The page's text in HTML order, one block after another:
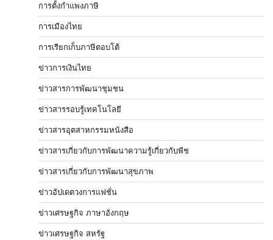
การตั้งกำแพงภาษี
การเมืองไทย
การเรียกเก็บภาษีตอบโต้
ข่าวการเงินไทย
ข่าวสารการพัฒนาชุมชน
ข่าวสารรอบรู้เทคโนโลยี
ข่าวสารอุตสาหกรรมหนังสือ
ข่าวสารเกี่ยวกับการพัฒนาความรู้เกี่ยวกับพืช
ข่าวสารเกี่ยวกับการพัฒนาสุขภาพ
ข่าวอัปเดตวงการแฟชั่น
ข่าวเศรษฐกิจ ภาษาอังกฤษ
ข่าวเศรษฐกิจ สหรัฐ